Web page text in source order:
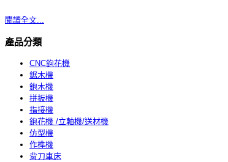
閱讀全文...
產品分類
CNC鉋花機
鋸木機
鉋木機
拼扳機
指接機
鉋花機 /立軸機/送材機
仿型機
作榫機
背刀車床